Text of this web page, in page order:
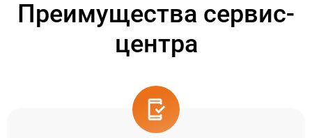
Преимущества сервис-
центра